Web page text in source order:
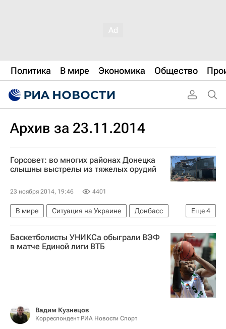
Политика В мире Экономика Общество
Архив за 23.11.2014
Горсовет: во многих районах Донецка
слышны выстрелы из тяжелых орудий
23 ноября 2014, 19:46 4401
Еще4
В мире Ситуация на Украине
Донбасс
Киевская область
Украина
Весь мир
Европа
Баскетболисты УНИКСа обыграли ВЭФ
в матче Единой лиги ВТБ
Вадим Кузнецов
Корреспондент РИА Новости Спорт